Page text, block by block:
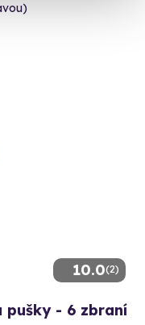
10.0(2)
pušky - 6 zbraní